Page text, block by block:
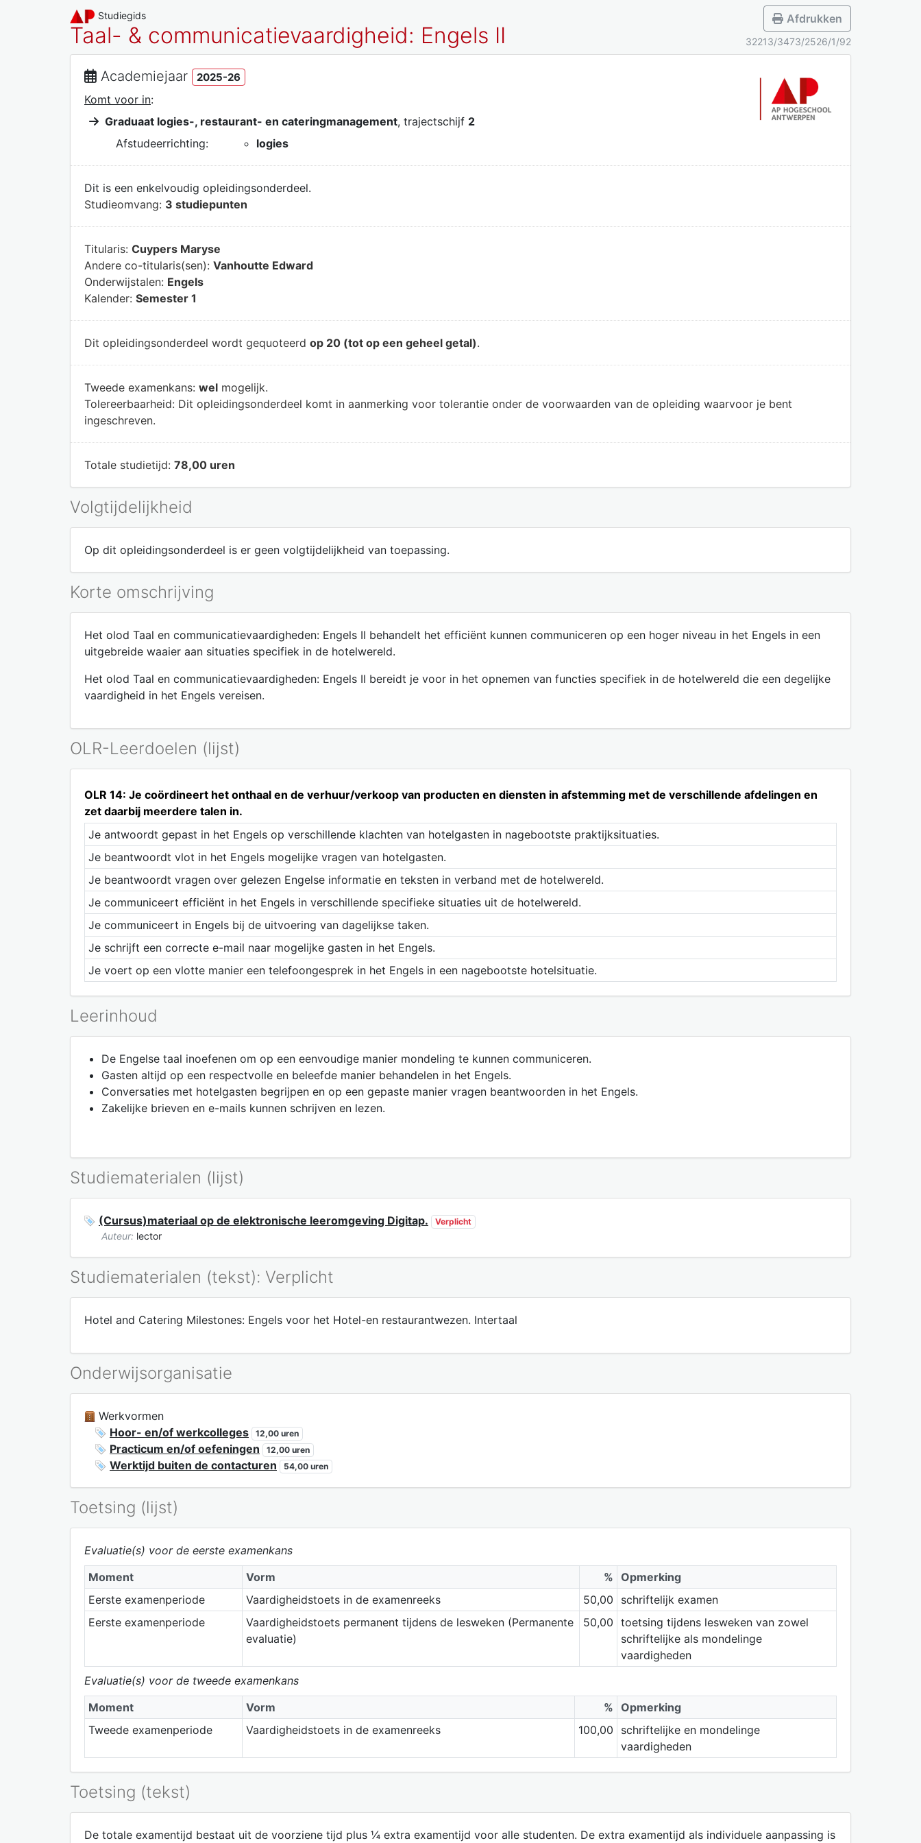
Studiegids
Taal- & communicatievaardigheid: Engels II
Afdrukken
32213/3473/2526/1/92
Academiejaar 2025-26
Komt voor in:
Graduaat logies-, restaurant- en cateringmanagement, trajectschijf 2
Afstudeerrichting:
logies
Dit is een enkelvoudig opleidingsonderdeel.
Studieomvang: 3 studiepunten
Titularis: Cuypers Maryse
Andere co-titularis(sen): Vanhoutte Edward
Onderwijstalen: Engels
Kalender: Semester 1
Dit opleidingsonderdeel wordt gequoteerd op 20 (tot op een geheel getal).
Tweede examenkans: wel mogelijk.
Tolereerbaarheid: Dit opleidingsonderdeel komt in aanmerking voor tolerantie onder de voorwaarden van de opleiding waarvoor je bent
ingeschreven.
Totale studietijd: 78,00 uren
Volgtijdelijkheid
Op dit opleidingsonderdeel is er geen volgtijdelijkheid van toepassing.
Korte omschrijving
Het olod Taal en communicatievaardigheden: Engels II behandelt het efficiënt kunnen communiceren op een hoger niveau in het Engels in een
uitgebreide waaier aan situaties specifiek in de hotelwereld.
Het olod Taal en communicatievaardigheden: Engels II bereidt je voor in het opnemen van functies specifiek in de hotelwereld die een degelijke
vaardigheid in het Engels vereisen.
OLR-Leerdoelen (lijst)
OLR 14: Je coördineert het onthaal en de verhuur/verkoop van producten en diensten in afstemming met de verschillende afdelingen en
zet daarbij meerdere talen in.
Je antwoordt gepast in het Engels op verschillende klachten van hotelgasten in nagebootste praktijksituaties.
Je beantwoordt vlot in het Engels mogelijke vragen van hotelgasten.
Je beantwoordt vragen over gelezen Engelse informatie en teksten in verband met de hotelwereld.
Je communiceert efficiënt in het Engels in verschillende specifieke situaties uit de hotelwereld.
Je communiceert in Engels bij de uitvoering van dagelijkse taken.
Je schrijft een correcte e-mail naar mogelijke gasten in het Engels.
Je voert op een vlotte manier een telefoongesprek in het Engels in een nagebootste hotelsituatie.
Leerinhoud
De Engelse taal inoefenen om op een eenvoudige manier mondeling te kunnen communiceren.
Gasten altijd op een respectvolle en beleefde manier behandelen in het Engels.
Conversaties met hotelgasten begrijpen en op een gepaste manier vragen beantwoorden in het Engels.
Zakelijke brieven en e-mails kunnen schrijven en lezen.
Studiematerialen (lijst)
(Cursus)materiaal op de elektronische leeromgeving Digitap. Verplicht
Auteur: lector
Studiematerialen (tekst): Verplicht
Hotel and Catering Milestones: Engels voor het Hotel-en restaurantwezen. Intertaal
Onderwijsorganisatie
Werkvormen
Hoor- en/of werkcolleges
12,00 uren
Practicum en/of oefeningen 12,00 uren
Werktijd buiten de contacturen 54,00 uren
Toetsing (lijst)
Evaluatie(s) voor de eerste examenkans
Moment
Vorm % Opmerking
Eerste examenperiode
Vaardigheidstoets in de examenreeks 50,00
schriftelijk examen
Eerste examenperiode
Vaardigheidstoets permanent tijdens de lesweken (Permanente
evaluatie)
50,00 toetsing tijdens lesweken van zowel
schriftelijke als mondelinge
vaardigheden
Evaluatie(s) voor de tweede examenkans
Moment
Vorm % Opmerking
Tweede examenperiode
Vaardigheidstoets in de examenreeks 100,00
schriftelijke en mondelinge
vaardigheden
Toetsing (tekst)
De totale examentijd bestaat uit de voorziene tijd plus ¼ extra examentijd voor alle studenten. De extra examentijd als individuele aanpassing is